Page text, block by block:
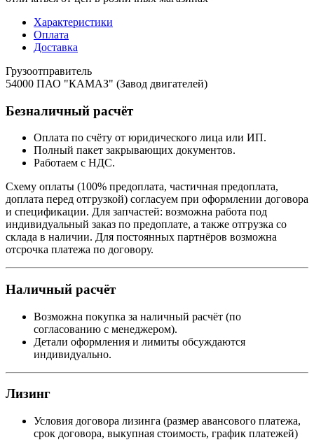
Характеристики
Оплата
Доставка
Грузоотправитель
54000 ПАО "КАМАЗ" (Завод двигателей)
Безналичный расчёт
Оплата по счёту от юридического лица или ИП.
Полный пакет закрывающих документов.
Работаем с НДС.
Схему оплаты (100% предоплата, частичная предоплата,
доплата перед отгрузкой) согласуем при оформлении договора
и спецификации. Для запчастей: возможна работа под
индивидуальный заказ по предоплате, а также отгрузка со
склада в наличии. Для постоянных партнёров возможна
отсрочка платежа по договору.
Наличный расчёт
Возможна покупка за наличный расчёт (по
согласованию с менеджером).
Детали оформления и лимиты обсуждаются
индивидуально.
Лизинг
Условия договора лизинга (размер авансового платежа,
срок договора, выкупная стоимость, график платежей)